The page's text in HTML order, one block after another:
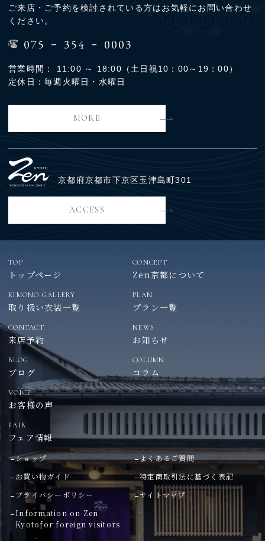
ご来店・ご予約を検討されている方はお気軽にお問い合わせ
ください。
075 - 354 - 0003
営業時間： 11:00 ～ 18:00（土日祝10：00～19：00）
定休日：毎週火曜日・水曜日
MORE
京都府京都市下京区玉津島町301
ACCESS
TOP
トップページ
CONCEPT
Zen京都について
KIMONO GALLERY
取り扱い衣装一覧
PLAN
プラン一覧
CONTACT
来店予約
NEWS
お知らせ
BLOG
ブログ
COLUMN
コラム
VOICE
お客様の声
FAIR
フェア情報
ショップ
よくあるご質問
お買い物ガイド
特定商取引法に基づく表記
プライバシーポリシー
サイトマップ
Information on Zen
Kyotofor foreign visitors